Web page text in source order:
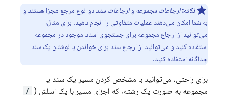
نکته: ارجاعات مجموعه وارجاعات سنددو نوع مرجع مجزا هستند و
به شما امکان می‌دهند عملیات متفاوتی را انجام دهید. برای مثال،
می‌توانید از ارجاع مجموعه برای جستجوی اسناد موجود در مجموعه
استفاده کنید و می‌توانید از ارجاع سند برای خواندن یا نوشتن یک سند
جداگانه استفاده کنید.
برای راحتی، می‌توانید با مشخص کردن مسیر یک سند یا
مجموعه به صورت یک رشته، که اجزای مسیر با یک اسلش ( /